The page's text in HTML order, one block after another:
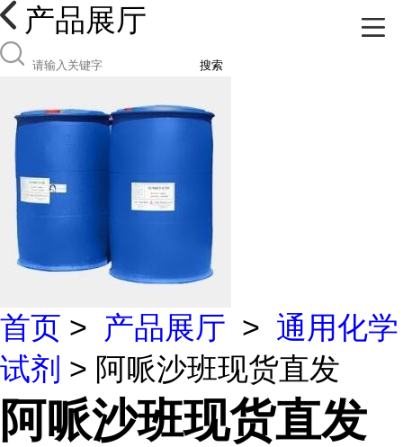
产品展厅
搜索
首页 > 产品展厅 > 通用化学
试剂 > 阿哌沙班现货直发
阿哌沙班现货直发